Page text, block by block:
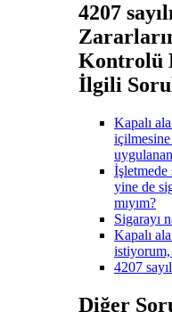
4207
Kontrolü
İlgili
Kapalı
İşletmede
yine de
mıyım?
Sigarayı
Kapalı
istiyorum,
4207
Diğer